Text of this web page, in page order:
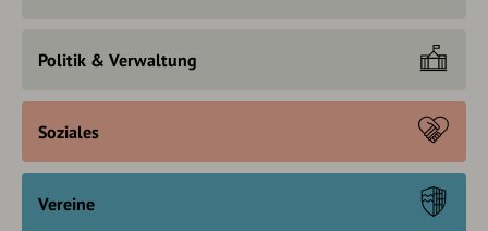
Politik & Verwaltung
Soziales
Vereine